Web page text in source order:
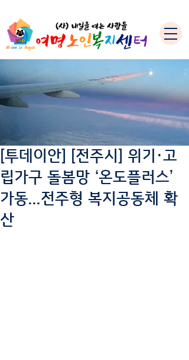
[투데이안] [전주시] 위기·고
립가구 돌봄망 ‘온도플러스’
가동…전주형 복지공동체 확
산